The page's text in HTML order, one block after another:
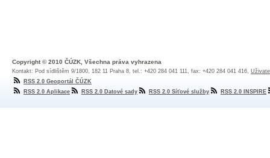
Copyright © 2010 ČÚZK, Všechna práva vyhrazena
Kontakt: Pod sídlištěm 9/1800, 182 11 Praha 8, tel.: +420 284 041 111, fax: +420 284 041 416,
RSS 2.0 Geoportál ČÚZK
RSS 2.0 Aplikace
RSS 2.0 Datové sady RSS 2.0 Síťové služby RSS 2.0 INSPIRE